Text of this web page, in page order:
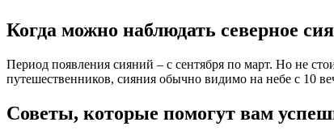
Когда можно наблюдать северное
Период появления сияний – с сентября по март. Но не
путешественников, сияния обычно видимо на небе с 10
Советы, которые помогут вам